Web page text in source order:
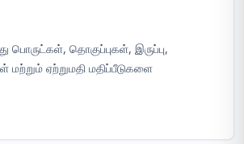
பொருட்கள், தொகுப்புகள், இருப்பு,
மற்றும் ஏற்றுமதி மதிப்பீடுகளை